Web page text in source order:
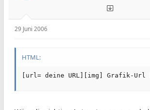
29 Juni 2006
HTML:
[url= deine URL][img] Grafik-